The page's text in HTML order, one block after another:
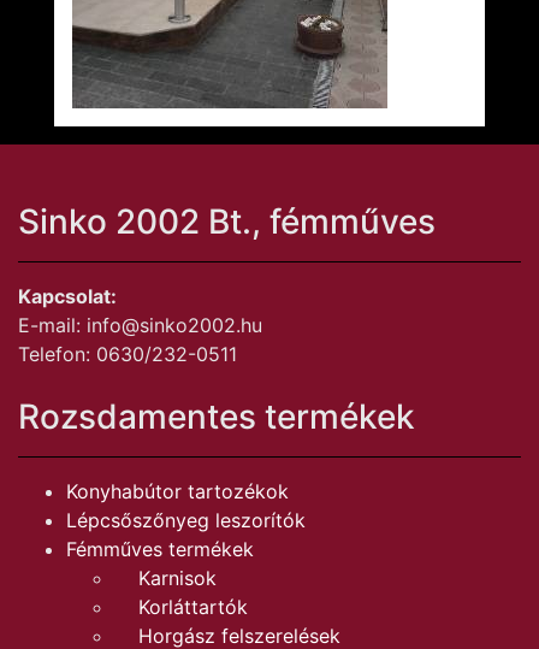
Sinko 2002 Bt., fémműves
Kapcsolat:
E-mail: info@sinko2002.hu
Telefon: 0630/232-0511
Rozsdamentes termékek
Konyhabútor tartozékok
Lépcsőszőnyeg leszorítók
Fémműves termékek
Karnisok
Korláttartók
Horgász felszerelések